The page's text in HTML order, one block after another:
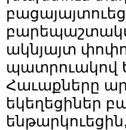
ակնյայտ
պատրուակով
Հաւաքները
եկեղեցիներ